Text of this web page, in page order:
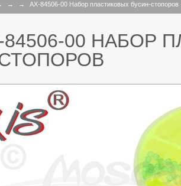
→ → AX-84506-00 Набор пластиковых бусин-стопоров
84506-00 НАБОР